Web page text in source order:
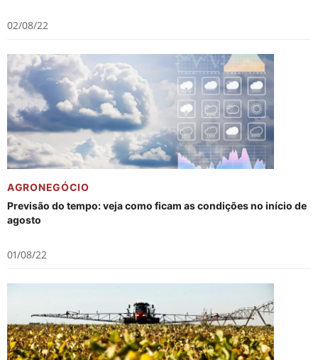
02/08/22
AGRONEGÓCIO
Previsão do tempo: veja como ficam as condições no início de
agosto
01/08/22